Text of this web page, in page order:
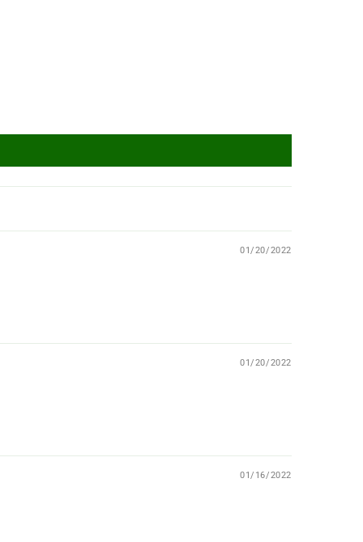
01/20/2022
01/20/2022
01/16/2022